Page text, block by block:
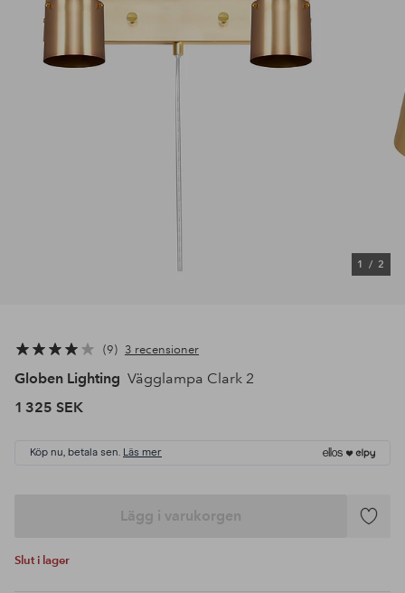
1 / 2
9 3 recensioner
Globen Lighting Vägglampa Clark 2
1 325 SEK
Köp nu, betala sen. Läs mer
Lägg i varukorgen
Lägg
Slut i lager